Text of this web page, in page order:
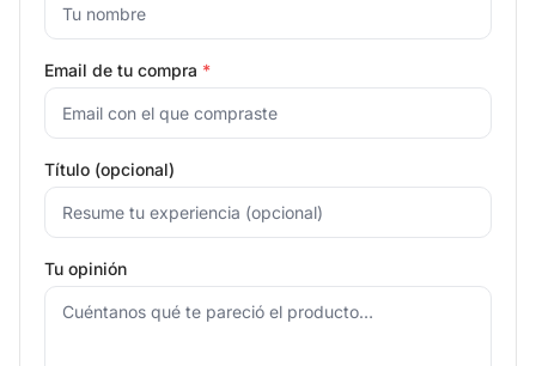
Email de tu compra *
Título (opcional)
Tu opinión